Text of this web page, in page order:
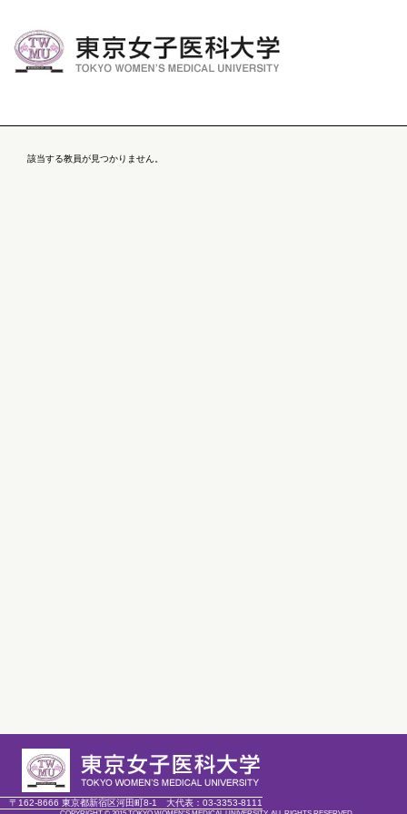
該当する教員が見つかりません。
〒162-8666 東京都新宿区河田町8-1 大代表： 03-3353-8111